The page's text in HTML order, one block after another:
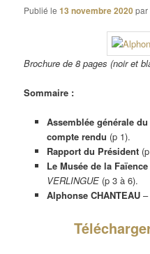
Publié le13 novembre 2020par
Brochure de 8 pages (noir et
Sommaire :
Assemblée générale
compte rendu (p 1).
Rapport du Président(p
Le Musée de la
VERLINGUE(p 3 à 6).
Alphonse CHANTEAU–